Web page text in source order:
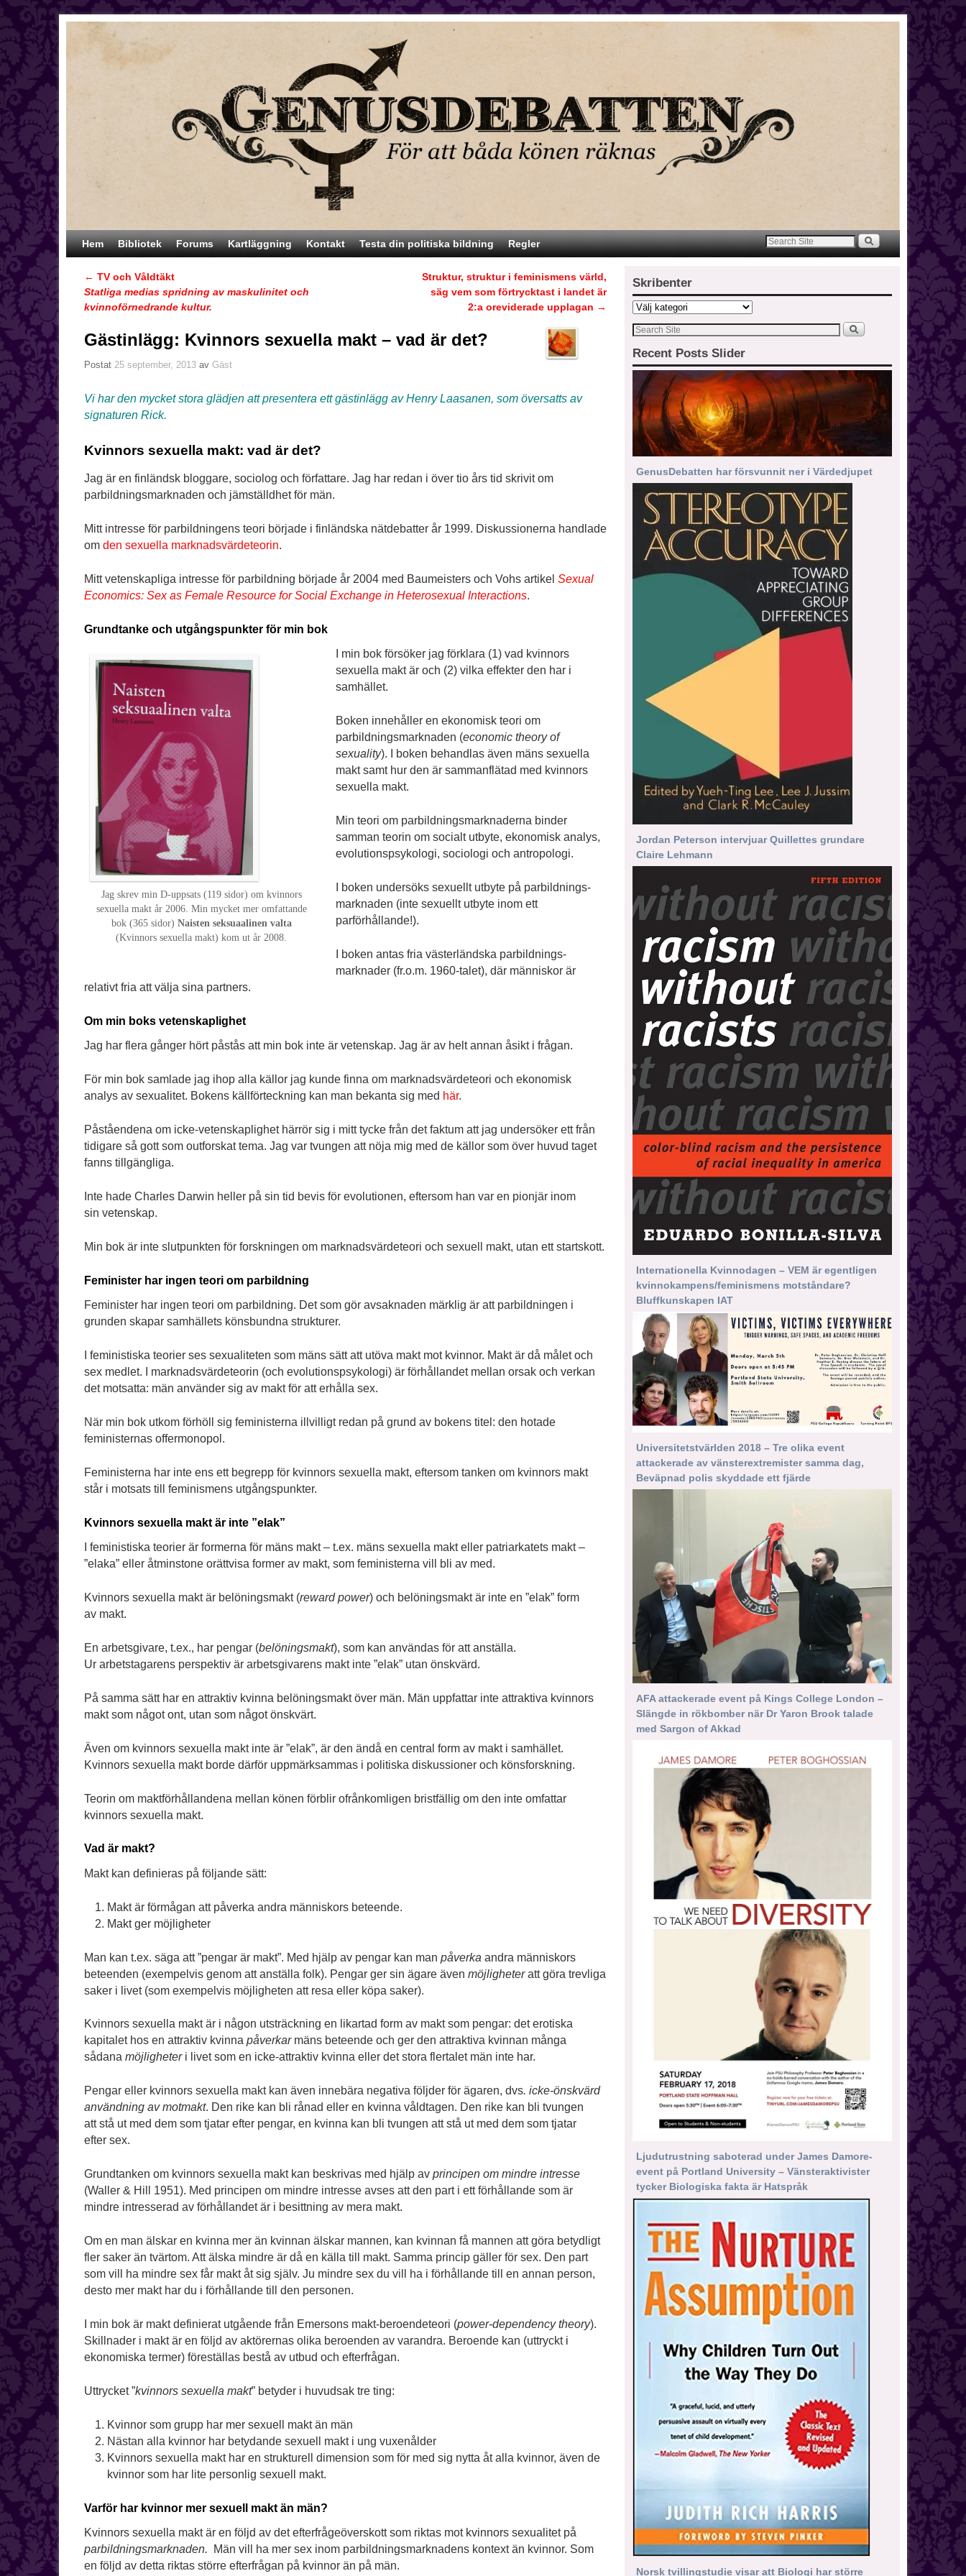
Hoppa till huvudinnehåll
Hoppa till sekundärt innehåll
Hem Bibliotek Forums Kartläggning Kontakt Testa din politiska bildning Regler
Inläggsnavigering
← TV och Våldtäkt
Statliga medias spridning av maskulinitet och
kvinnoförnedrande kultur.
Struktur, struktur i feminismens värld,
säg vem som förtrycktast i landet är
2:a oreviderade upplagan →
Gästinlägg: Kvinnors sexuella makt – vad är det?
Postat 25 september, 2013 av Gäst
Vi har den mycket stora glädjen att presentera ett gästinlägg av Henry Laasanen, som översatts av
signaturen Rick.
Kvinnors sexuella makt: vad är det?
Jag är en finländsk bloggare, sociolog och författare. Jag har redan i över tio års tid skrivit om
parbildningsmarknaden och jämställdhet för män.
Mitt intresse för parbildningens teori började i finländska nätdebatter år 1999. Diskussionerna handlade
om den sexuella marknadsvärdeteorin.
Mitt vetenskapliga intresse för parbildning började år 2004 med Baumeisters och Vohs artikel Sexual
Economics: Sex as Female Resource for Social Exchange in Heterosexual Interactions.
Grundtanke och utgångspunkter för min bok
Jag skrev min D-uppsats (119 sidor) om kvinnors
sexuella makt år 2006. Min mycket mer omfattande
bok (365 sidor) Naisten seksuaalinen valta
(Kvinnors sexuella makt) kom ut år 2008.
I min bok försöker jag förklara (1) vad kvinnors
sexuella makt är och (2) vilka effekter den har i
samhället.
Boken innehåller en ekonomisk teori om
parbildningsmarknaden (economic theory of
sexuality). I boken behandlas även mäns sexuella
makt samt hur den är sammanflätad med kvinnors
sexuella makt.
Min teori om parbildningsmarknaderna binder
samman teorin om socialt utbyte, ekonomisk analys,
evolutionspsykologi, sociologi och antropologi.
I boken undersöks sexuellt utbyte på parbildnings­
marknaden (inte sexuellt utbyte inom ett
parförhållande!).
I boken antas fria västerländska parbildnings­
marknader (fr.o.m. 1960-talet), där människor är
relativt fria att välja sina partners.
Om min boks vetenskaplighet
Jag har flera gånger hört påstås att min bok inte är vetenskap. Jag är av helt annan åsikt i frågan.
För min bok samlade jag ihop alla källor jag kunde finna om marknadsvärdeteori och ekonomisk
analys av sexualitet. Bokens källförteckning kan man bekanta sig med här.
Påståendena om icke-vetenskaplighet härrör sig i mitt tycke från det faktum att jag undersöker ett från
tidigare så gott som outforskat tema. Jag var tvungen att nöja mig med de källor som över huvud taget
fanns tillgängliga.
Inte hade Charles Darwin heller på sin tid bevis för evolutionen, eftersom han var en pionjär inom
sin vetenskap.
Min bok är inte slutpunkten för forskningen om marknadsvärdeteori och sexuell makt, utan ett startskott.
Feminister har ingen teori om parbildning
Feminister har ingen teori om parbildning. Det som gör avsaknaden märklig är att parbildningen i
grunden skapar samhällets könsbundna strukturer.
I feministiska teorier ses sexualiteten som mäns sätt att utöva makt mot kvinnor. Makt är då målet och
sex medlet. I marknadsvärdeteorin (och evolutionspsykologi) är förhållandet mellan orsak och verkan
det motsatta: män använder sig av makt för att erhålla sex.
När min bok utkom förhöll sig feministerna illvilligt redan på grund av bokens titel: den hotade
feministernas offermonopol.
Feministerna har inte ens ett begrepp för kvinnors sexuella makt, eftersom tanken om kvinnors makt
står i motsats till feminismens utgångspunkter.
Kvinnors sexuella makt är inte ”elak”
I feministiska teorier är formerna för mäns makt – t.ex. mäns sexuella makt eller patriarkatets makt –
”elaka” eller åtminstone orättvisa former av makt, som feministerna vill bli av med.
Kvinnors sexuella makt är belöningsmakt (reward power) och belöningsmakt är inte en ”elak” form
av makt.
En arbetsgivare, t.ex., har pengar (belöningsmakt), som kan användas för att anställa.
Ur arbetstagarens perspektiv är arbetsgivarens makt inte ”elak” utan önskvärd.
På samma sätt har en attraktiv kvinna belöningsmakt över män. Män uppfattar inte attraktiva kvinnors
makt som något ont, utan som något önskvärt.
Även om kvinnors sexuella makt inte är ”elak”, är den ändå en central form av makt i samhället.
Kvinnors sexuella makt borde därför uppmärksammas i politiska diskussioner och könsforskning.
Teorin om maktförhållandena mellan könen förblir ofrånkomligen bristfällig om den inte omfattar
kvinnors sexuella makt.
Vad är makt?
Makt kan definieras på följande sätt:
Makt är förmågan att påverka andra människors beteende.
Makt ger möjligheter
Man kan t.ex. säga att ”pengar är makt”. Med hjälp av pengar kan man påverka andra människors
beteenden (exempelvis genom att anställa folk). Pengar ger sin ägare även möjligheteratt göra trevliga
saker i livet (som exempelvis möjligheten att resa eller köpa saker).
Kvinnors sexuella makt är i någon utsträckning en likartad form av makt som pengar: det erotiska
kapitalet hos en attraktiv kvinna påverkar mäns beteende och ger den attraktiva kvinnan många
sådana möjligheteri livet som en icke-attraktiv kvinna eller det stora flertalet män inte har.
Pengar eller kvinnors sexuella makt kan även innebära negativa följder för ägaren, dvs. icke-önskvärd
användning av motmakt. Den rike kan bli rånad eller en kvinna våldtagen. Den rike kan bli tvungen
att stå ut med dem som tjatar efter pengar, en kvinna kan bli tvungen att stå ut med dem som tjatar
efter sex.
Grundtanken om kvinnors sexuella makt kan beskrivas med hjälp av principen om mindre intresse
(Waller & Hill 1951). Med principen om mindre intresse avses att den part i ett förhållande som är
mindre intresserad av förhållandet är i besittning av mera makt.
Om en man älskar en kvinna mer än kvinnan älskar mannen, kan kvinnan få mannen att göra betydligt
fler saker än tvärtom. Att älska mindre är då en källa till makt. Samma princip gäller för sex. Den part
som vill ha mindre sex får makt åt sig själv. Ju mindre sex du vill ha i förhållande till en annan person,
desto mer makt har du i förhållande till den personen.
I min bok är makt definierat utgående från Emersons makt-beroendeteori (power-dependency theory).
Skillnader i makt är en följd av aktörernas olika beroenden av varandra. Beroende kan (uttryckt i
ekonomiska termer) föreställas bestå av utbud och efterfrågan.
Uttrycket ”kvinnors sexuella makt” betyder i huvudsak tre ting:
Kvinnor som grupp har mer sexuell makt än män
Nästan alla kvinnor har betydande sexuell makt i ung vuxenålder
Kvinnors sexuella makt har en strukturell dimension som för med sig nytta åt alla kvinnor, även de
kvinnor som har lite personlig sexuell makt.
Varför har kvinnor mer sexuell makt än män?
Kvinnors sexuella makt är en följd av det efterfrågeöverskott som riktas mot kvinnors sexualitet på
parbildningsmarknaden. Män vill ha mer sex inom parbildningsmarknadens kontext än kvinnor. Som
en följd av detta riktas större efterfrågan på kvinnor än på män.
Skribenter
Recent Posts Slider
GenusDebatten har försvunnit ner i Värdedjupet
Jordan Peterson intervjuar Quillettes grundare
Claire Lehmann
Internationella Kvinnodagen – VEM är egentligen
kvinnokampens/feminismens motståndare?
Bluffkunskapen IAT
Universitetstvärlden 2018 – Tre olika event
attackerade av vänsterextremister samma dag,
Beväpnad polis skyddade ett fjärde
AFA attackerade event på Kings College London –
Slängde in rökbomber när Dr Yaron Brook talade
med Sargon of Akkad
Ljudutrustning saboterad under James Damore-
event på Portland University – Vänsteraktivister
tycker Biologiska fakta är Hatspråk
Norsk tvillingstudie visar att Biologi har större